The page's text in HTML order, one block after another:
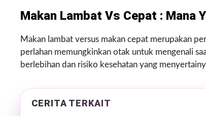
Makan Lambat Vs Cepat : Mana
Makan lambat versus makan cepat merupakan
perlahan memungkinkan otak untuk mengenali
berlebihan dan risiko kesehatan yang
CERITA TERKAIT